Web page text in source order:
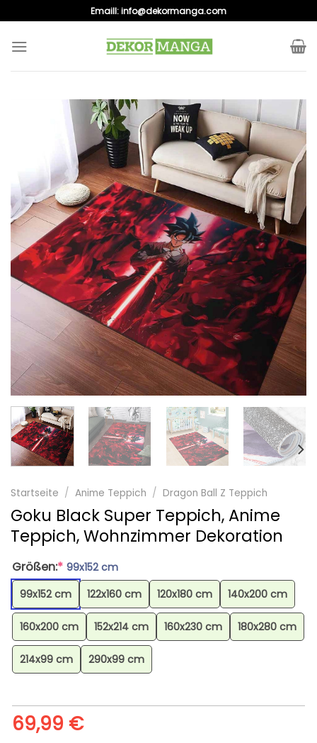
to
content
Emaill:info@dekormanga.com
Startseite / Anime Teppich / Dragon Ball Z Teppich
Goku Black Super Teppich, Anime
Teppich, Wohnzimmer Dekoration
Größen:* 99x152 cm
99x152 cm
122x160 cm 120x180 cm 140x200 cm
160x200 cm 152x214 cm 160x230 cm 180x280 cm
214x99 cm 290x99 cm
69,99 €